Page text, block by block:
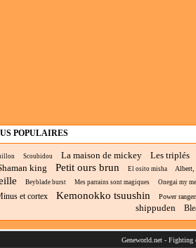
POPULAIRES
Scoubidou La maison de mickey Les triplés
king Petit ours brun El osito misha Albert,
Beyblade burst Mes parrains sont magiques Onegai my
et cortex Kemonokko tsuushin Power
shippuden
Geneworld.net - Fighting